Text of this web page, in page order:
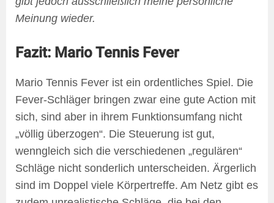
Meinung wieder.
Fazit: Mario Tennis Fever
Mario Tennis Fever ist ein ordentliches Spiel. Die
Fever-Schläger bringen zwar eine gute Action mit
sich, sind aber in ihrem Funktionsumfang nicht
„völlig überzogen“. Die Steuerung ist gut,
wenngleich sich die verschiedenen „regulären“
Schläge nicht sonderlich unterscheiden. Ärgerlich
sind im Doppel viele Körpertreffe. Am Netz gibt es